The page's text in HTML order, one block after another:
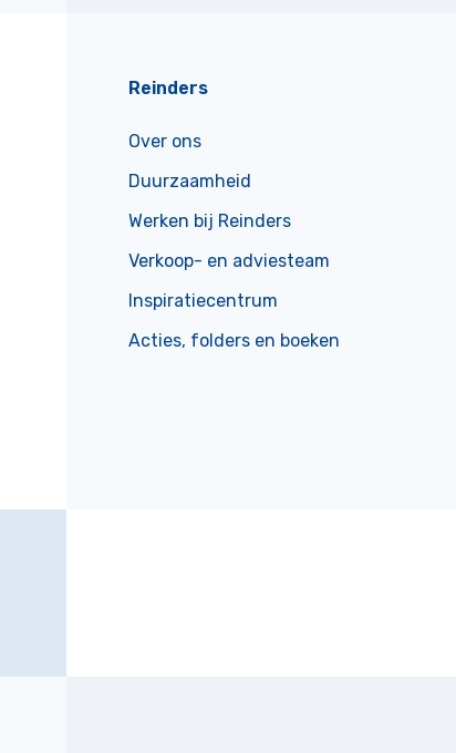
Reinders
Over ons
Duurzaamheid
Werken bij Reinders
Verkoop- en adviesteam
Inspiratiecentrum
Acties, folders en boeken